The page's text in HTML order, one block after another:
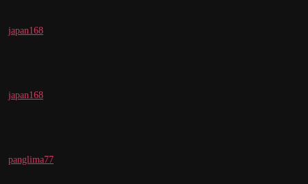
japan168
japan168
panglima77